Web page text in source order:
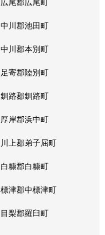
中川郡池田町
中川郡本別町
足寄郡陸別町
釧路郡釧路町
厚岸郡浜中町
川上郡弟子屈町
白糠郡白糠町
標津郡中標津町
目梨郡羅臼町